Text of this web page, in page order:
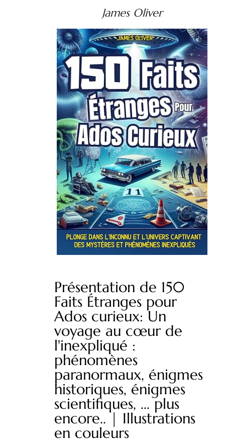
James Oliver
Présentation de 150
Faits Étranges pour
Ados curieux: Un
voyage au cœur de
l'inexpliqué :
phénomènes
paranormaux, énigmes
historiques, énigmes
scientifiques, ... plus
encore.. | Illustrations
en couleurs